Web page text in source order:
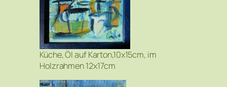
Küche, Öl auf Karton,10x15cm, im
Holzrahmen 12x17cm